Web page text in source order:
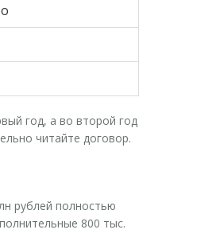
год, а во второй год
читайте договор.
рублей полностью
800 тыс.